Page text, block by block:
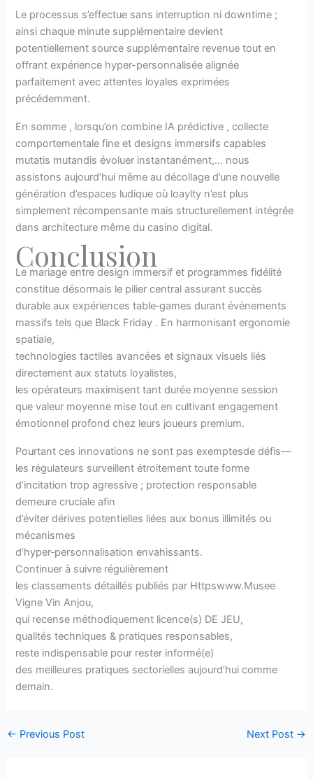
Le processus s’effectue sans interruption ni downtime ;
ainsi chaque minute supplémentaire devient
potentiellement source supplémentaire revenue tout en
offrant expérience hyper-personnalisée alignée
parfaitement avec attentes loyales exprimées
précédemment.
En somme , lorsqu’on combine IA prédictive , collecte
comportementale fine et designs immersifs capables
mutatis mutandis évoluer instantanément,… nous
assistons aujourd’hui même au décollage d’une nouvelle
génération d’espaces ludique où loaylty n’est plus
simplement récompensante mais structurellement intégrée
dans architecture même du casino digital.
Conclusion
Le mariage entre design immersif et programmes fidélité
constitue désormais le pilier central assurant succès
durable aux expériences table‑games durant événements
massifs tels que Black Friday . En harmonisant ergonomie
spatiale,
technologies tactiles avancées et signaux visuels liés
directement aux statuts loyalistes,
les opérateurs maximisent tant durée moyenne session
que valeur moyenne mise tout en cultivant engagement
émotionnel profond chez leurs joueurs premium.
Pourtant ces innovations ne sont pas exemptesde défis—
les régulateurs surveillent étroitement toute forme
d’incitation trop agressive ; protection responsable
demeure cruciale afin
d’éviter dérives potentielles liées aux bonus illimités ou
mécanismes
d’hyper‐personnalisation envahissants.
Continuer à suivre régulièrement
les classements détaillés publiés par Httpswww.Musee
Vigne Vin Anjou,
qui recense méthodiquement licence(s) DE JEU,
qualités techniques & pratiques responsables,
reste indispensable pour rester informé(e)
des meilleures pratiques sectorielles aujourd’hui comme
demain.
← Previous Post Next Post →